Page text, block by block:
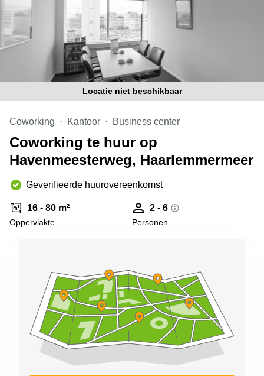
Amsterdam
Business
center
Den
Haag
Coworking
Breda
Coworking
in Arnhem
Coworking
Hilversum
Coworking
space
Zwolle
Kantoor
Hengelo
Bedrijfsruimte
Huren in
Nijmegen
Locatie niet beschikbaar
Coworking Kantoor Business center
Coworking te huur op
Havenmeesterweg, Haarlemmermeer
Geverifieerde huurovereenkomst
16 - 80 m²
Oppervlakte
2 - 6
Personen